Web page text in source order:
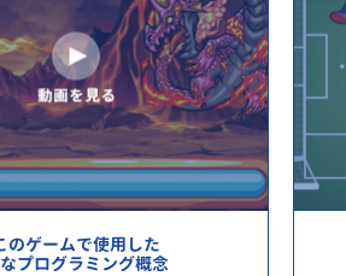
のゲームで使用した
プログラミング概念